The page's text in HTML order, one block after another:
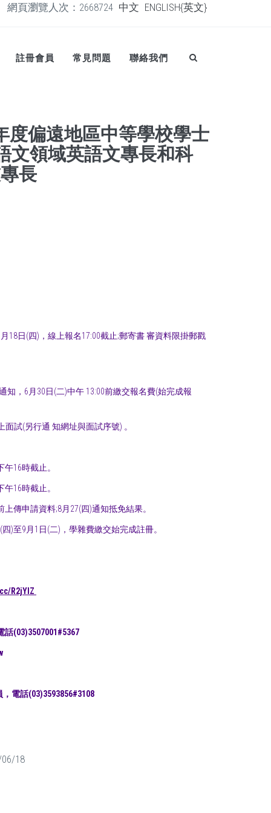
網頁瀏覽人次：2668724 中文 ENGLISH{英文}
註冊會員 常見問題 聯絡我們
度偏遠地區中等學校學士
文領域英語文專長和科
長
18日(四)，線上報名17:00截止;郵寄書 審資料限掛郵戳
，6月30日(二)中午 13:00前繳交報名費(始完成報
試(另行通 知網址與面試序號) 。
16時截止。
16時截止。
傳申請資料;8月27(四)通知抵免結果。
)至9月1日(二)，學雜費繳交始完成註冊。
R2jYlZ
(03)3507001#5367
電話(03)3593856#3108
18